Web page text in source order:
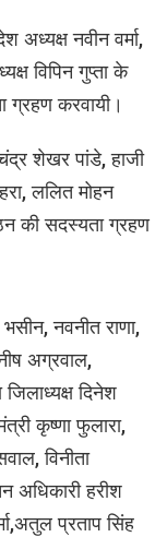
अध्यक्ष नवीन वर्मा,
विपिन गुप्ता के
ग्रहण करवायी।
चंद्र शेखर पांडे, हाजी
ललित मोहन
की सदस्यता ग्रहण
नवनीत राणा,
अग्रवाल,
दिनेश
कृष्णा फुलारा,
विनीता
अधिकारी हरीश
प्रताप सिंह